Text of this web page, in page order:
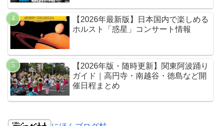
【2026年最新版】日本国内で楽しめる
ホルスト「惑星」コンサート情報
【2026年版・随時更新】関東阿波踊り
ガイド｜高円寺・南越谷・徳島など開
催日程まとめ